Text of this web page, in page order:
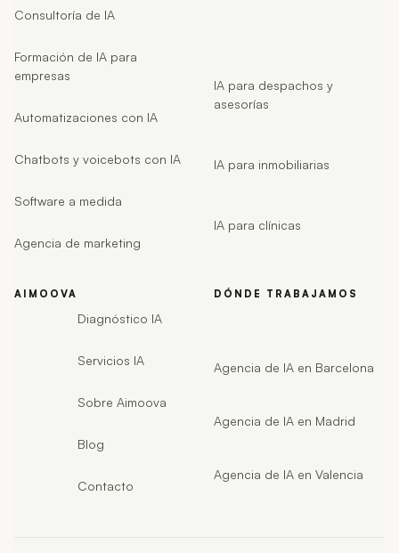
Consultoría de IA
Formación de IA para
empresas
Automatizaciones con IA
Chatbots y voicebots con IA
Software a medida
Agencia de marketing
IA para despachos y
asesorías
IA para inmobiliarias
IA para clínicas
AIMOOVA
Diagnóstico IA
Servicios IA
Sobre Aimoova
Blog
Contacto
DÓNDE TRABAJAMOS
Agencia de IA en Barcelona
Agencia de IA en Madrid
Agencia de IA en Valencia